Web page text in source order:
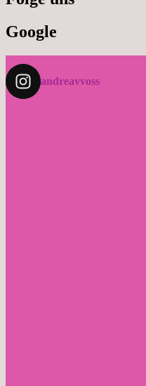
Google
andreavvoss